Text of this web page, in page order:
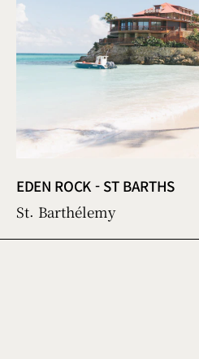
EDEN ROCK - ST BARTHS
St. Barthélemy